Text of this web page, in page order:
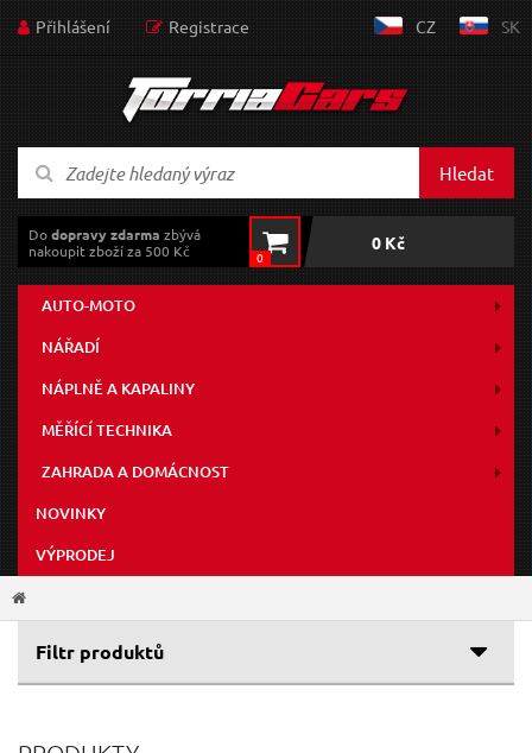
Přihlášení Registrace CZ SK
Hledat
Dodopravy zdarma zbývá
nakoupit zboží za 500 Kč
0
0 Kč
AUTO-MOTO
NÁŘADÍ
NÁPLNĚ A KAPALINY
MĚŘÍCÍ TECHNIKA
ZAHRADA A DOMÁCNOST
NOVINKY
VÝPRODEJ
Filtr produktů